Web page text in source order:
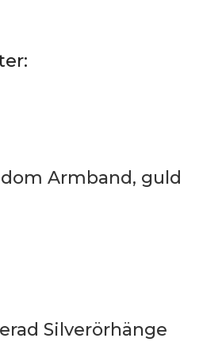
Armband, guld
Silverörhänge